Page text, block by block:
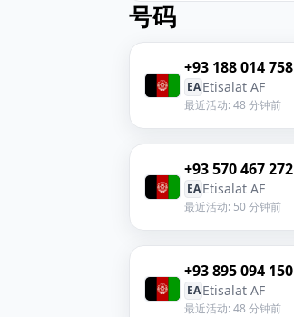
号码
+93 188 014 758
EA Etisalat AF
最近活动: 48 分钟前
+93 570 467 272
EA Etisalat AF
最近活动: 50 分钟前
+93 895 094 150
EA Etisalat AF
最近活动: 48 分钟前